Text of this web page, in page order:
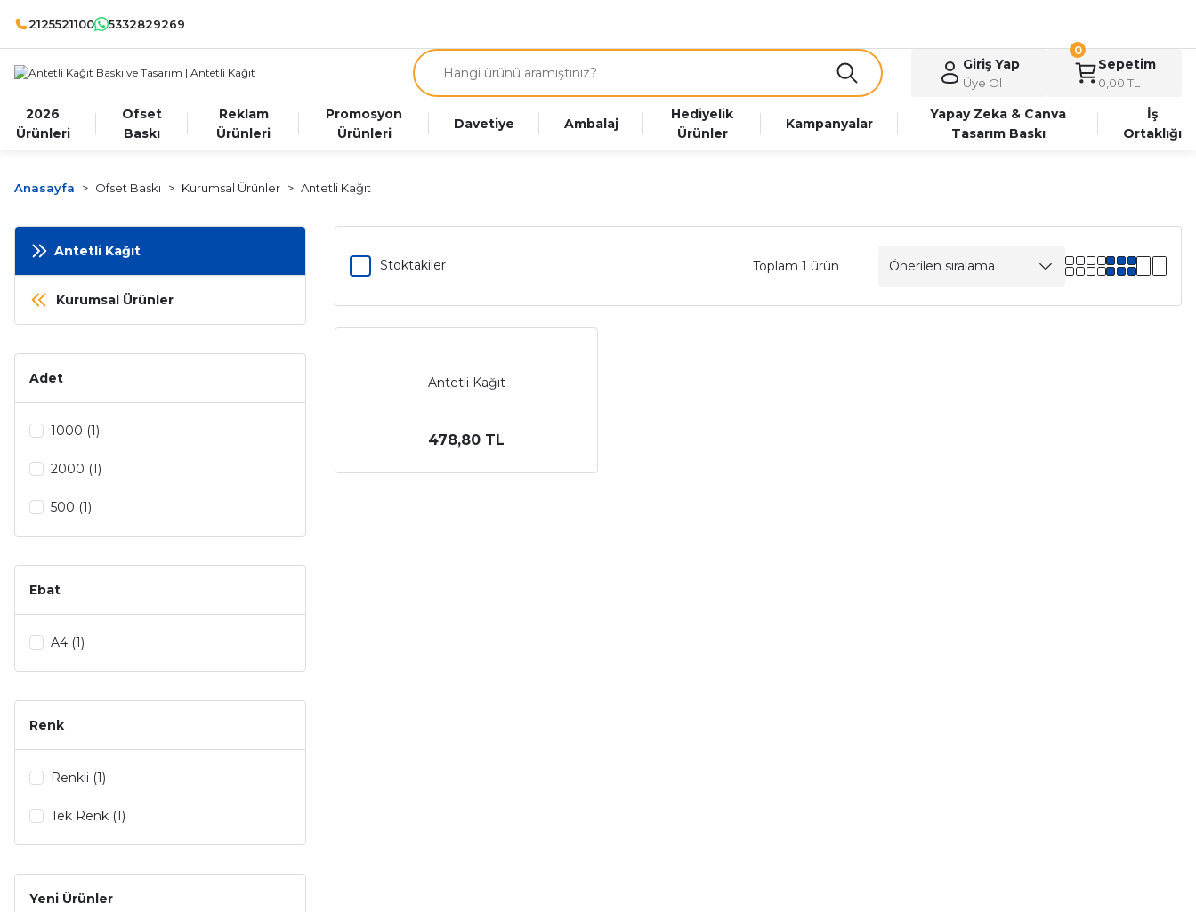
2125521100 5332829269
Giriş Yap
Üye Ol
Sepetim
0,00 TL
0
2026
Ürünleri
Ofset
Baskı
Reklam
Ürünleri
Promosyon
Ürünleri
Davetiye Ambalaj
Hediyelik
Ürünler
Kampanyalar
Yapay Zeka & Canva
Tasarım Baskı
İş
Ortaklığı
Anasayfa Ofset Baskı Kurumsal Ürünler Antetli Kağıt
Antetli Kağıt
Kurumsal Ürünler
Adet
1000 (1)
2000 (1)
500 (1)
Ebat
A4 (1)
Renk
Renkli (1)
Tek Renk (1)
Yeni Ürünler
Stoktakiler Toplam 1 ürün
Antetli Kağıt
478,80 TL